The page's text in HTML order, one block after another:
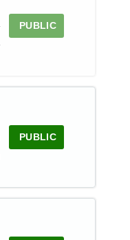
PUBLIC
PUBLIC